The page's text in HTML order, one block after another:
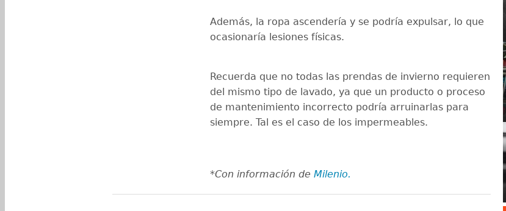
Además, la ropa ascendería y se podría expulsar, lo que
ocasionaría lesiones físicas.
Recuerda que no todas las prendas de invierno requieren
del mismo tipo de lavado, ya que un producto o proceso
de mantenimiento incorrecto podría arruinarlas para
siempre. Tal es el caso de los impermeables.
*Con información de Milenio.